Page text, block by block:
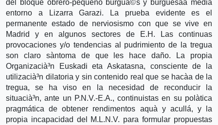
del bloque obrero-pequeño burguà©s y burguesà­a media
entorno a Lizarra Garazi. La prueba evidente es el
permanente estado de nerviosismo con que se vive en
Madrid y en algunos sectores de E.H. Las continuas
provocaciones y/o tendencias al pudrimiento de la tregua
son claro sà­ntoma de que les hace daño. La propia
Organizacià³n Euskadi eta Askatasna, consciente de la
utilizacià³n dilatoria y sin contenido real que se hacà­a de la
tregua, se ha viso en la necesidad de reconducir la
situacià³n, ante un P.N.V.-E.A., continuistas en su polà­tica
pragmática de obtener rendimentos aquà­ y acullá, y la
propia incapacidad del M.L.N.V. para formular propuestas